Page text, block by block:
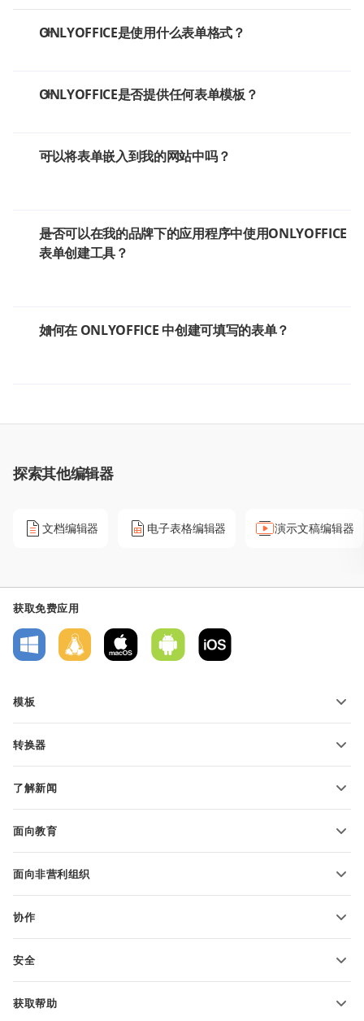
ONLYOFFICE是使用什么表单格式？
ONLYOFFICE是否提供任何表单模板？
可以将表单嵌入到我的网站中吗？
是否可以在我的品牌下的应用程序中使用ONLYOFFICE
表单创建工具？
如何在 ONLYOFFICE 中创建可填写的表单？
探索其他编辑器
文档编辑器 电子表格编辑器 演示文稿编辑器
获取免费应用
模板
文本文档模板
转换器
转换电子表格
了解新闻
面向教育
适用于教育人士
面向非营利组织
申请免费帐户
协作
翻译人员
安全
获取帮助